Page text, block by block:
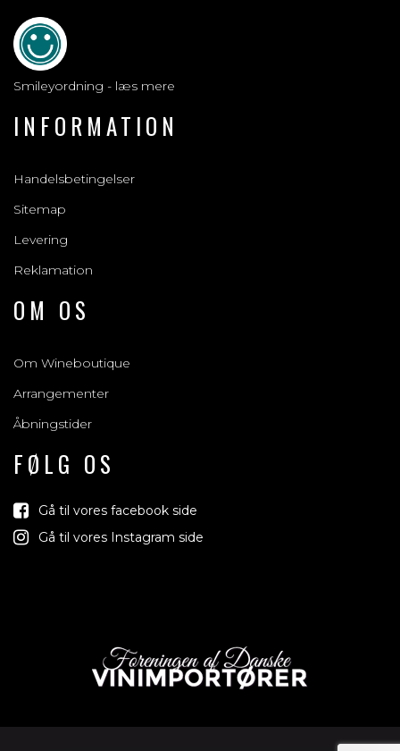
Smileyordning - læs mere
INFORMATION
Handelsbetingelser
Sitemap
Levering
Reklamation
OM OS
Om Wineboutique
Arrangementer
Åbningstider
FØLG OS
Gå til vores facebook side
Gå til vores Instagram side